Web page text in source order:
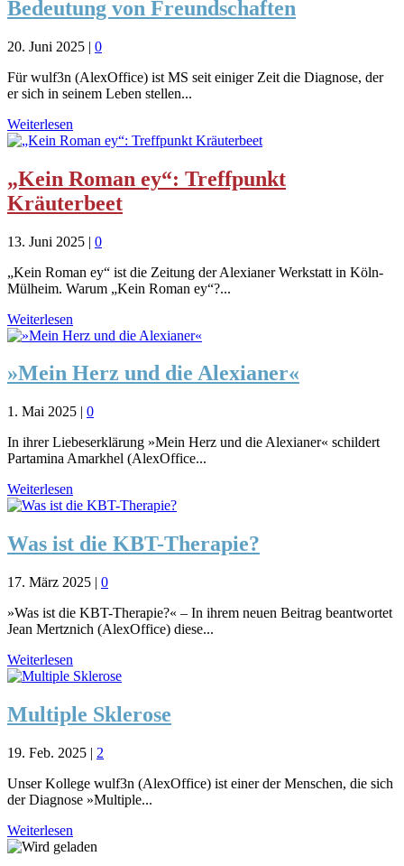
Bedeutung von Freundschaften
20. Juni 2025 | 0
Für wulf3n (AlexOffice) ist MS seit einiger Zeit die Diagnose, der
er sich in seinem Leben stellen...
Weiterlesen
„Kein Roman ey“: Treffpunkt
Kräuterbeet
13. Juni 2025 | 0
„Kein Roman ey“ ist die Zeitung der Alexianer Werkstatt in Köln-
Mülheim. Warum „Kein Roman ey“?...
Weiterlesen
»Mein Herz und die Alexianer«
1. Mai 2025 | 0
In ihrer Liebeserklärung »Mein Herz und die Alexianer« schildert
Partamina Amarkhel (AlexOffice...
Weiterlesen
Was ist die KBT-Therapie?
17. März 2025 | 0
»Was ist die KBT-Therapie?« – In ihrem neuen Beitrag beantwortet
Jean Mertznich (AlexOffice) diese...
Weiterlesen
Multiple Sklerose
19. Feb. 2025 | 2
Unser Kollege wulf3n (AlexOffice) ist einer der Menschen, die sich
der Diagnose »Multiple...
Weiterlesen